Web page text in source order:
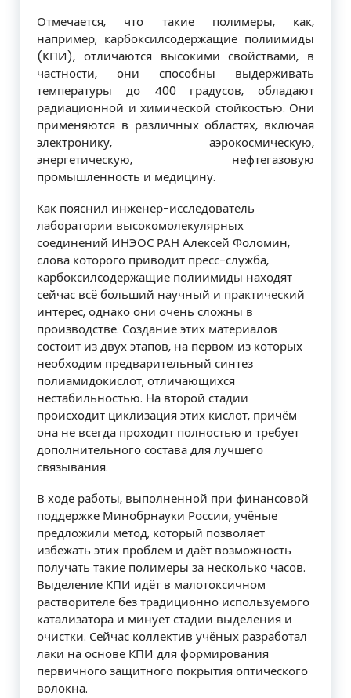
Отмечается, что такие полимеры, как,
например, карбоксилсодержащие полиимиды
(КПИ), отличаются высокими свойствами, в
частности, они способны выдерживать
температуры до 400 градусов, обладают
радиационной и химической стойкостью. Они
применяются в различных областях, включая
электронику, аэрокосмическую,
энергетическую, нефтегазовую
промышленность и медицину.
Как пояснил инженер-исследователь
лаборатории высокомолекулярных
соединений ИНЭОС РАН Алексей Фоломин,
слова которого приводит пресс-служба,
карбоксилсодержащие полиимиды находят
сейчас всё больший научный и практический
интерес, однако они очень сложны в
производстве. Создание этих материалов
состоит из двух этапов, на первом из которых
необходим предварительный синтез
полиамидокислот, отличающихся
нестабильностью. На второй стадии
происходит циклизация этих кислот, причём
она не всегда проходит полностью и требует
дополнительного состава для лучшего
связывания.
В ходе работы, выполненной при финансовой
поддержке Минобрнауки России, учёные
предложили метод, который позволяет
избежать этих проблем и даёт возможность
получать такие полимеры за несколько часов.
Выделение КПИ идёт в малотоксичном
растворителе без традиционно используемого
катализатора и минует стадии выделения и
очистки. Сейчас коллектив учёных разработал
лаки на основе КПИ для формирования
первичного защитного покрытия оптического
волокна.